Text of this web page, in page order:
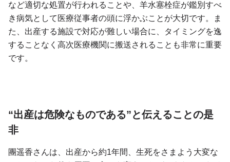
など適切な処置が行われることや、羊水塞栓症が鑑別すべ
き病気として医療従事者の頭に浮かぶことが大切です。ま
た、出産する施設で対応が難しい場合に、タイミングを逸
することなく高次医療機関に搬送されることも非常に重要
です。
“出産は危険なものである”と伝えることの是
非
團遥香さんは、出産から約1年間、生死をさまよう大変な